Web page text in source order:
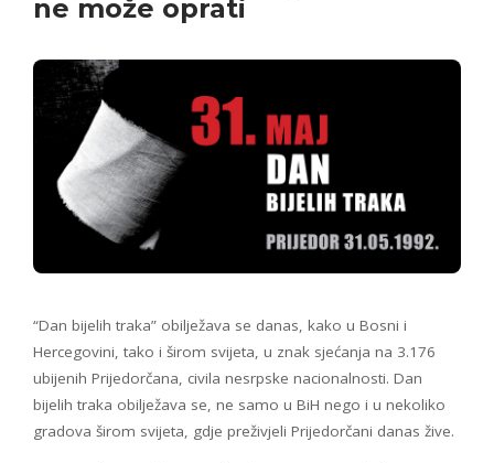
ne može oprati
“Dan bijelih traka” obilježava se danas, kako u Bosni i
Hercegovini, tako i širom svijeta, u znak sjećanja na 3.176
ubijenih Prijedorčana, civila nesrpske nacionalnosti. Dan
bijelih traka obilježava se, ne samo u BiH nego i u nekoliko
gradova širom svijeta, gdje preživjeli Prijedorčani danas žive.